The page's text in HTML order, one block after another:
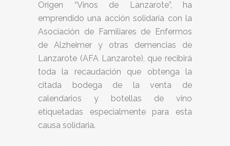
Origen “Vinos de Lanzarote”, ha
emprendido una acción solidaria con la
Asociación de Familiares de Enfermos
de Alzheimer y otras demencias de
Lanzarote (AFA Lanzarote), que recibirá
toda la recaudación que obtenga la
citada bodega de la venta de
calendarios y botellas de vino
etiquetadas especialmente para esta
causa solidaria.